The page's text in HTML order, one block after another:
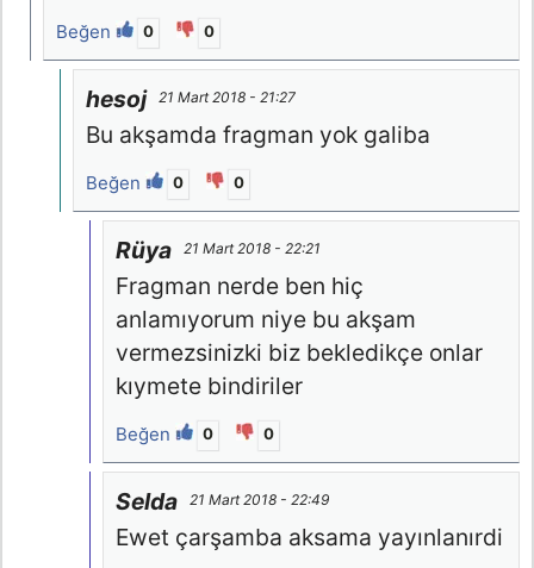
Beğen 0 0
hesoj 21 Mart 2018 - 21:27
Bu akşamda fragman yok galiba
Beğen 0 0
Rüya 21 Mart 2018 - 22:21
Fragman nerde ben hiç
anlamıyorum niye bu akşam
vermezsinizki biz bekledikçe onlar
kıymete bindiriler
Beğen 0 0
Selda 21 Mart 2018 - 22:49
Ewet çarşamba aksama yayınlanırdi